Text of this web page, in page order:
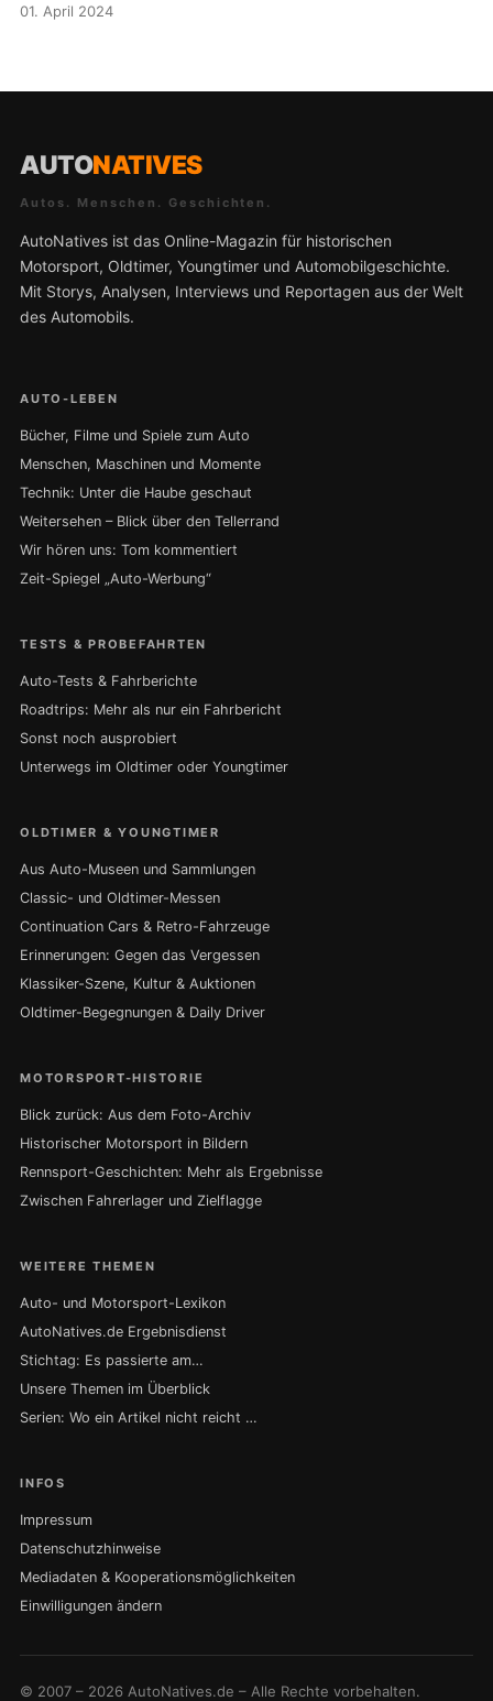
01. April 2024
AUTONATIVES
Autos. Menschen. Geschichten.
AutoNatives ist das Online-Magazin für historischen
Motorsport, Oldtimer, Youngtimer und Automobilgeschichte.
Mit Storys, Analysen, Interviews und Reportagen aus der Welt
des Automobils.
AUTO-LEBEN
Bücher, Filme und Spiele zum Auto
Menschen, Maschinen und Momente
Technik: Unter die Haube geschaut
Weitersehen – Blick über den Tellerrand
Wir hören uns: Tom kommentiert
Zeit-Spiegel „Auto-Werbung“
TESTS & PROBEFAHRTEN
Auto-Tests & Fahrberichte
Roadtrips: Mehr als nur ein Fahrbericht
Sonst noch ausprobiert
Unterwegs im Oldtimer oder Youngtimer
OLDTIMER & YOUNGTIMER
Aus Auto-Museen und Sammlungen
Classic- und Oldtimer-Messen
Continuation Cars & Retro-Fahrzeuge
Erinnerungen: Gegen das Vergessen
Klassiker-Szene, Kultur & Auktionen
Oldtimer-Begegnungen & Daily Driver
MOTORSPORT-HISTORIE
Blick zurück: Aus dem Foto-Archiv
Historischer Motorsport in Bildern
Rennsport-Geschichten: Mehr als Ergebnisse
Zwischen Fahrerlager und Zielflagge
WEITERE THEMEN
Auto- und Motorsport-Lexikon
AutoNatives.de Ergebnisdienst
Stichtag: Es passierte am…
Unsere Themen im Überblick
Serien: Wo ein Artikel nicht reicht …
INFOS
Impressum
Datenschutzhinweise
Mediadaten & Kooperationsmöglichkeiten
Einwilligungen ändern
© 2007 – 2026 AutoNatives.de – Alle Rechte vorbehalten.